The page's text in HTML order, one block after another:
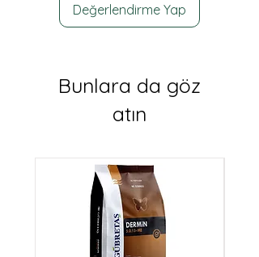
Değerlendirme Yap
Bunlara da göz
atın